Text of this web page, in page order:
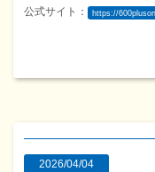
公式サイト： https://
2026/04/04